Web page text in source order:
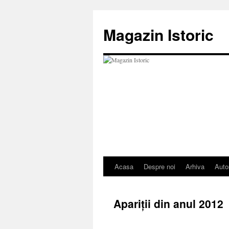
conținut
Magazin Istoric
Acasa Despre noi Arhiva
Apariții din anul 2012